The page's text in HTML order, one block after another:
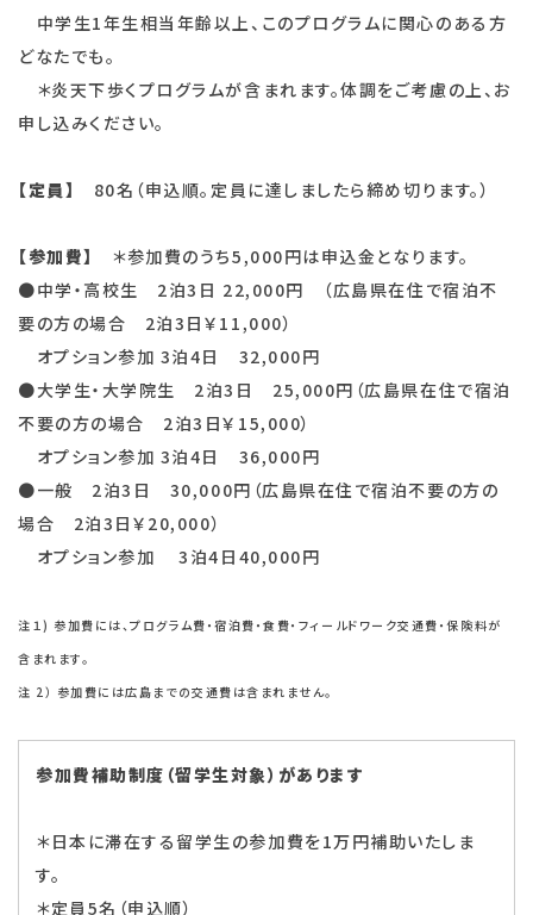
中学生1年生相当年齢以上、このプログラムに関心のある方
どなたでも。
＊炎天下歩くプログラムが含まれます。体調をご考慮の上、お
申し込みください。
【定員】 80名（申込順。定員に達しましたら締め切ります。）
【参加費】
＊参加費のうち5,000円は申込金となります。
●中学・高校生 2泊3日 22,000円 （広島県在住で宿泊不
要の方の場合 2泊3日￥11,000）
オプション参加 3泊4日 32,000円
●大学生・大学院生 2泊3日 25,000円（広島県在住で宿泊
不要の方の場合 2泊3日￥15,000）
オプション参加 3泊4日 36,000円
●一般 2泊3日 30,000円（広島県在住で宿泊不要の方の
場合 2泊3日￥20,000）
オプション参加 3泊4日40,000円
注１) 参加費には、プログラム費・宿泊費・食費・フィールドワーク交通費・保険料が
含まれます。
注 2） 参加費には広島までの交通費は含まれません。
参加費補助制度（留学生対象）があります
＊日本に滞在する留学生の参加費を1万円補助いたしま
す。
＊定員5名（申込順）